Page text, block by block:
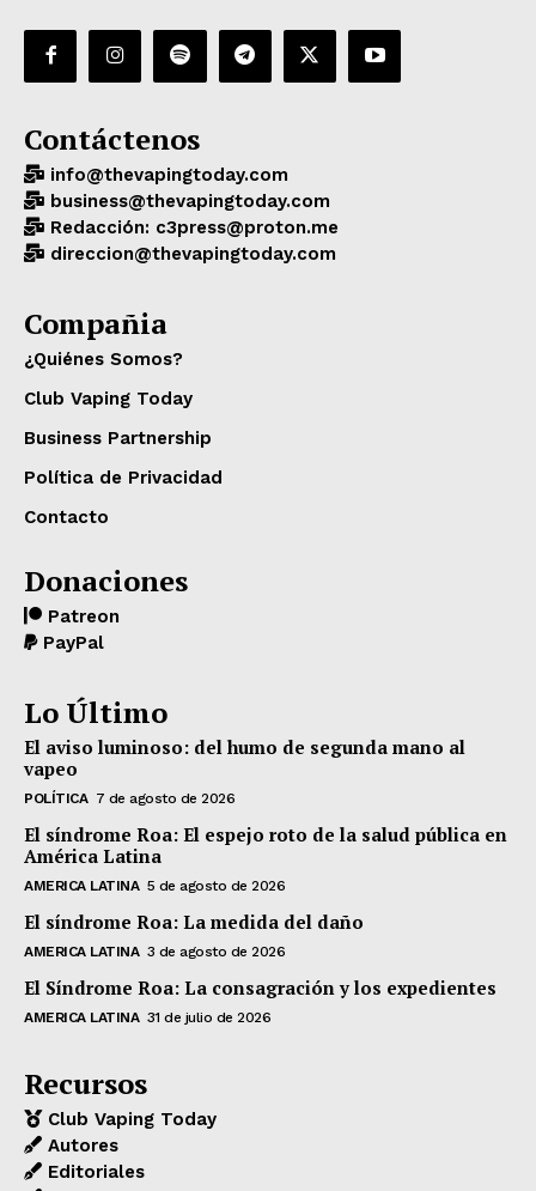
Contáctenos
info@thevapingtoday.com
business@thevapingtoday.com
Redacción: c3press@proton.me
direccion@thevapingtoday.com
Compañia
¿Quiénes Somos?
Club Vaping Today
Business Partnership
Política de Privacidad
Contacto
Donaciones
Patreon
PayPal
Lo Último
El aviso luminoso: del humo de segunda mano al
vapeo
POLÍTICA 7 de agosto de 2026
El síndrome Roa: El espejo roto de la salud pública en
América Latina
AMERICA LATINA 5 de agosto de 2026
El síndrome Roa: La medida del daño
AMERICA LATINA 3 de agosto de 2026
El Síndrome Roa: La consagración y los expedientes
AMERICA LATINA 31 de julio de 2026
Recursos
Club Vaping Today
Autores
Editoriales